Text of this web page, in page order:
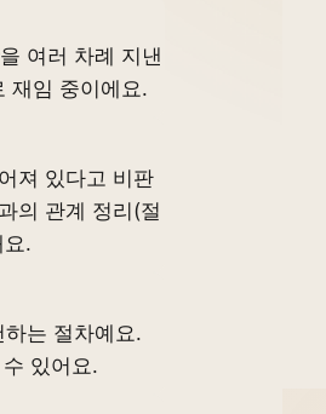
여러 차례 지낸
재임 중이에요.
져 있다고 비판
의 관계 정리(절
.
는 절차예요.
있어요.